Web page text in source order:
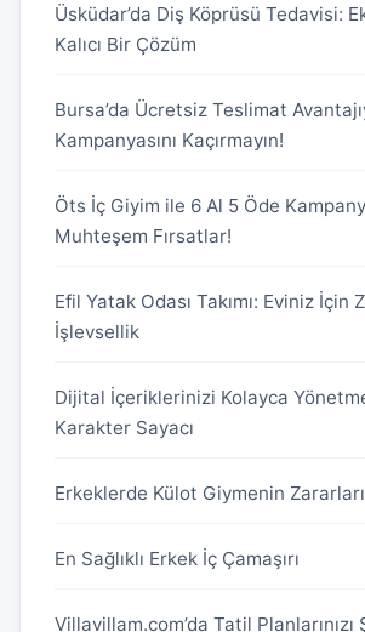
Üsküdar’da Diş Köprüsü Tedavisi:
Kalıcı Bir Çözüm
Bursa’da Ücretsiz Teslimat
Kampanyasını Kaçırmayın!
Öts İç Giyim ile 6 Al 5 Öde
Muhteşem Fırsatlar!
Efil Yatak Odası Takımı: Eviniz İçin
İşlevsellik
Dijital İçeriklerinizi Kolayca
Karakter Sayacı
Erkeklerde Külot Giymenin Zararları
En Sağlıklı Erkek İç Çamaşırı
Villavillam.com’da Tatil